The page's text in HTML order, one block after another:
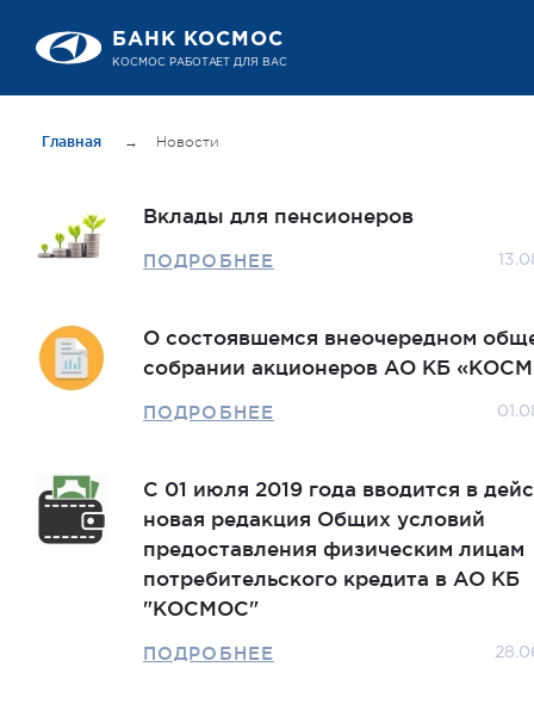
БАНК КОСМОС
Главная → Новости
Вклады для пенсионеров
ПОДРОБНЕЕ
О состоявшемся внеочередном
собрании акционеров АО КБ
ПОДРОБНЕЕ
С 01 июля 2019 года вводится в
новая редакция Общих условий
предоставления физическим лицам
потребительского кредита в АО КБ
"КОСМОС"
ПОДРОБНЕЕ